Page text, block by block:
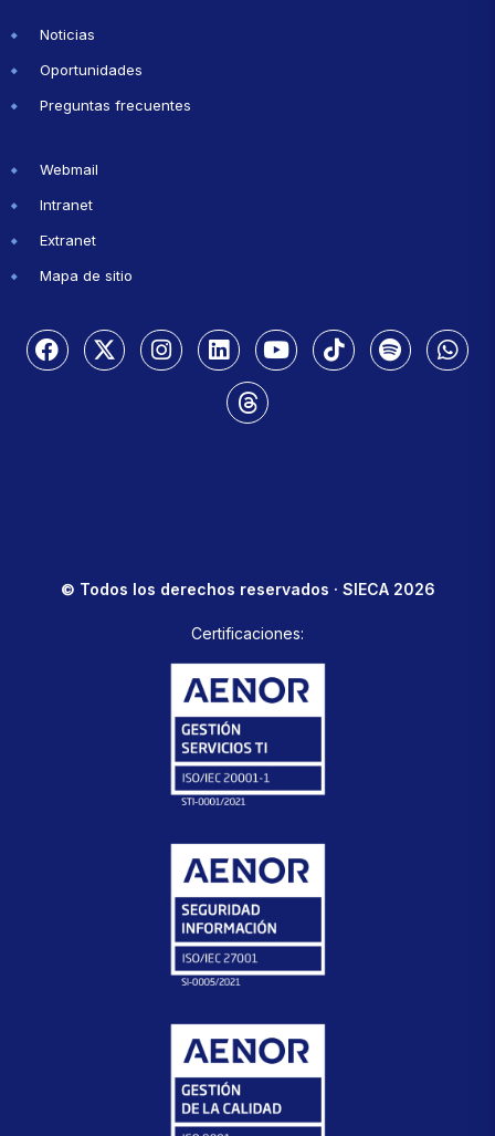
Noticias
Oportunidades
Preguntas frecuentes
Webmail
Intranet
Extranet
Mapa de sitio
© Todos los derechos reservados · SIECA 2026
Certificaciones: